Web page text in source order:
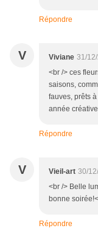
Répondre
V Viviane 31/
<br /> ces
saisons,
fauves, prêts
année
Répondre
V Vieil-art 30/
<br /> Belle
bonne
Répondre